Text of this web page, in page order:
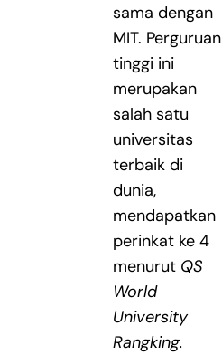
sama dengan
MIT. Perguruan
tinggi ini
merupakan
salah satu
universitas
terbaik di
dunia,
mendapatkan
perinkat ke 4
menurut QS
World
University
Rangking.